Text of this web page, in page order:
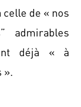
de « nos
admirables
déjà « à
».